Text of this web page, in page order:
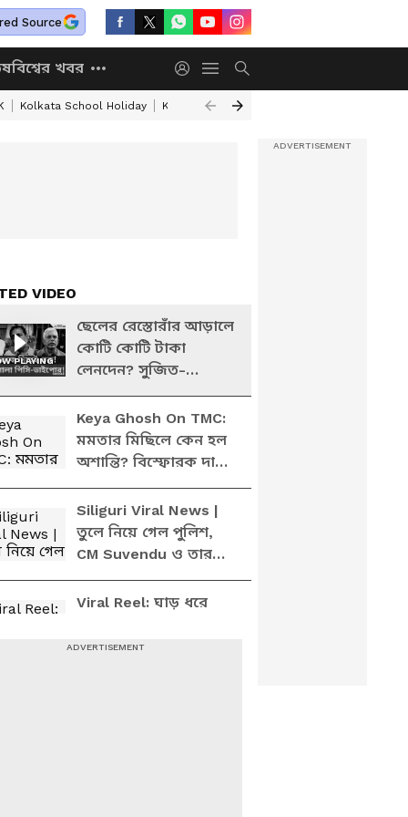
Source
বিশ্বের খবর
Kolkata School Holiday Kolkata Weather Update
VIDEO
PLAYING
ছেলের রেস্তোরাঁর আড়ালে
কোটি কোটি টাকা
লেনদেন? সুজিত-
গ্রেফতারে বড় রহস্য ফাঁস
ED'র! | Sujit Bose
Keya Ghosh On TMC:
মমতার মিছিলে কেন হল
অশান্তি? বিস্ফোরক দাবি
কেয়া ঘোষের
Siliguri Viral News |
তুলে নিয়ে গেল পুলিশ,
CM Suvendu ও তার
মা-কে নিয়ে এমন মন্তব্য
এই ছাত্রের! কেন?
Viral Reel: ঘাড় ধরে
মুখ্যমন্ত্রী শুভেন্দু ও তার